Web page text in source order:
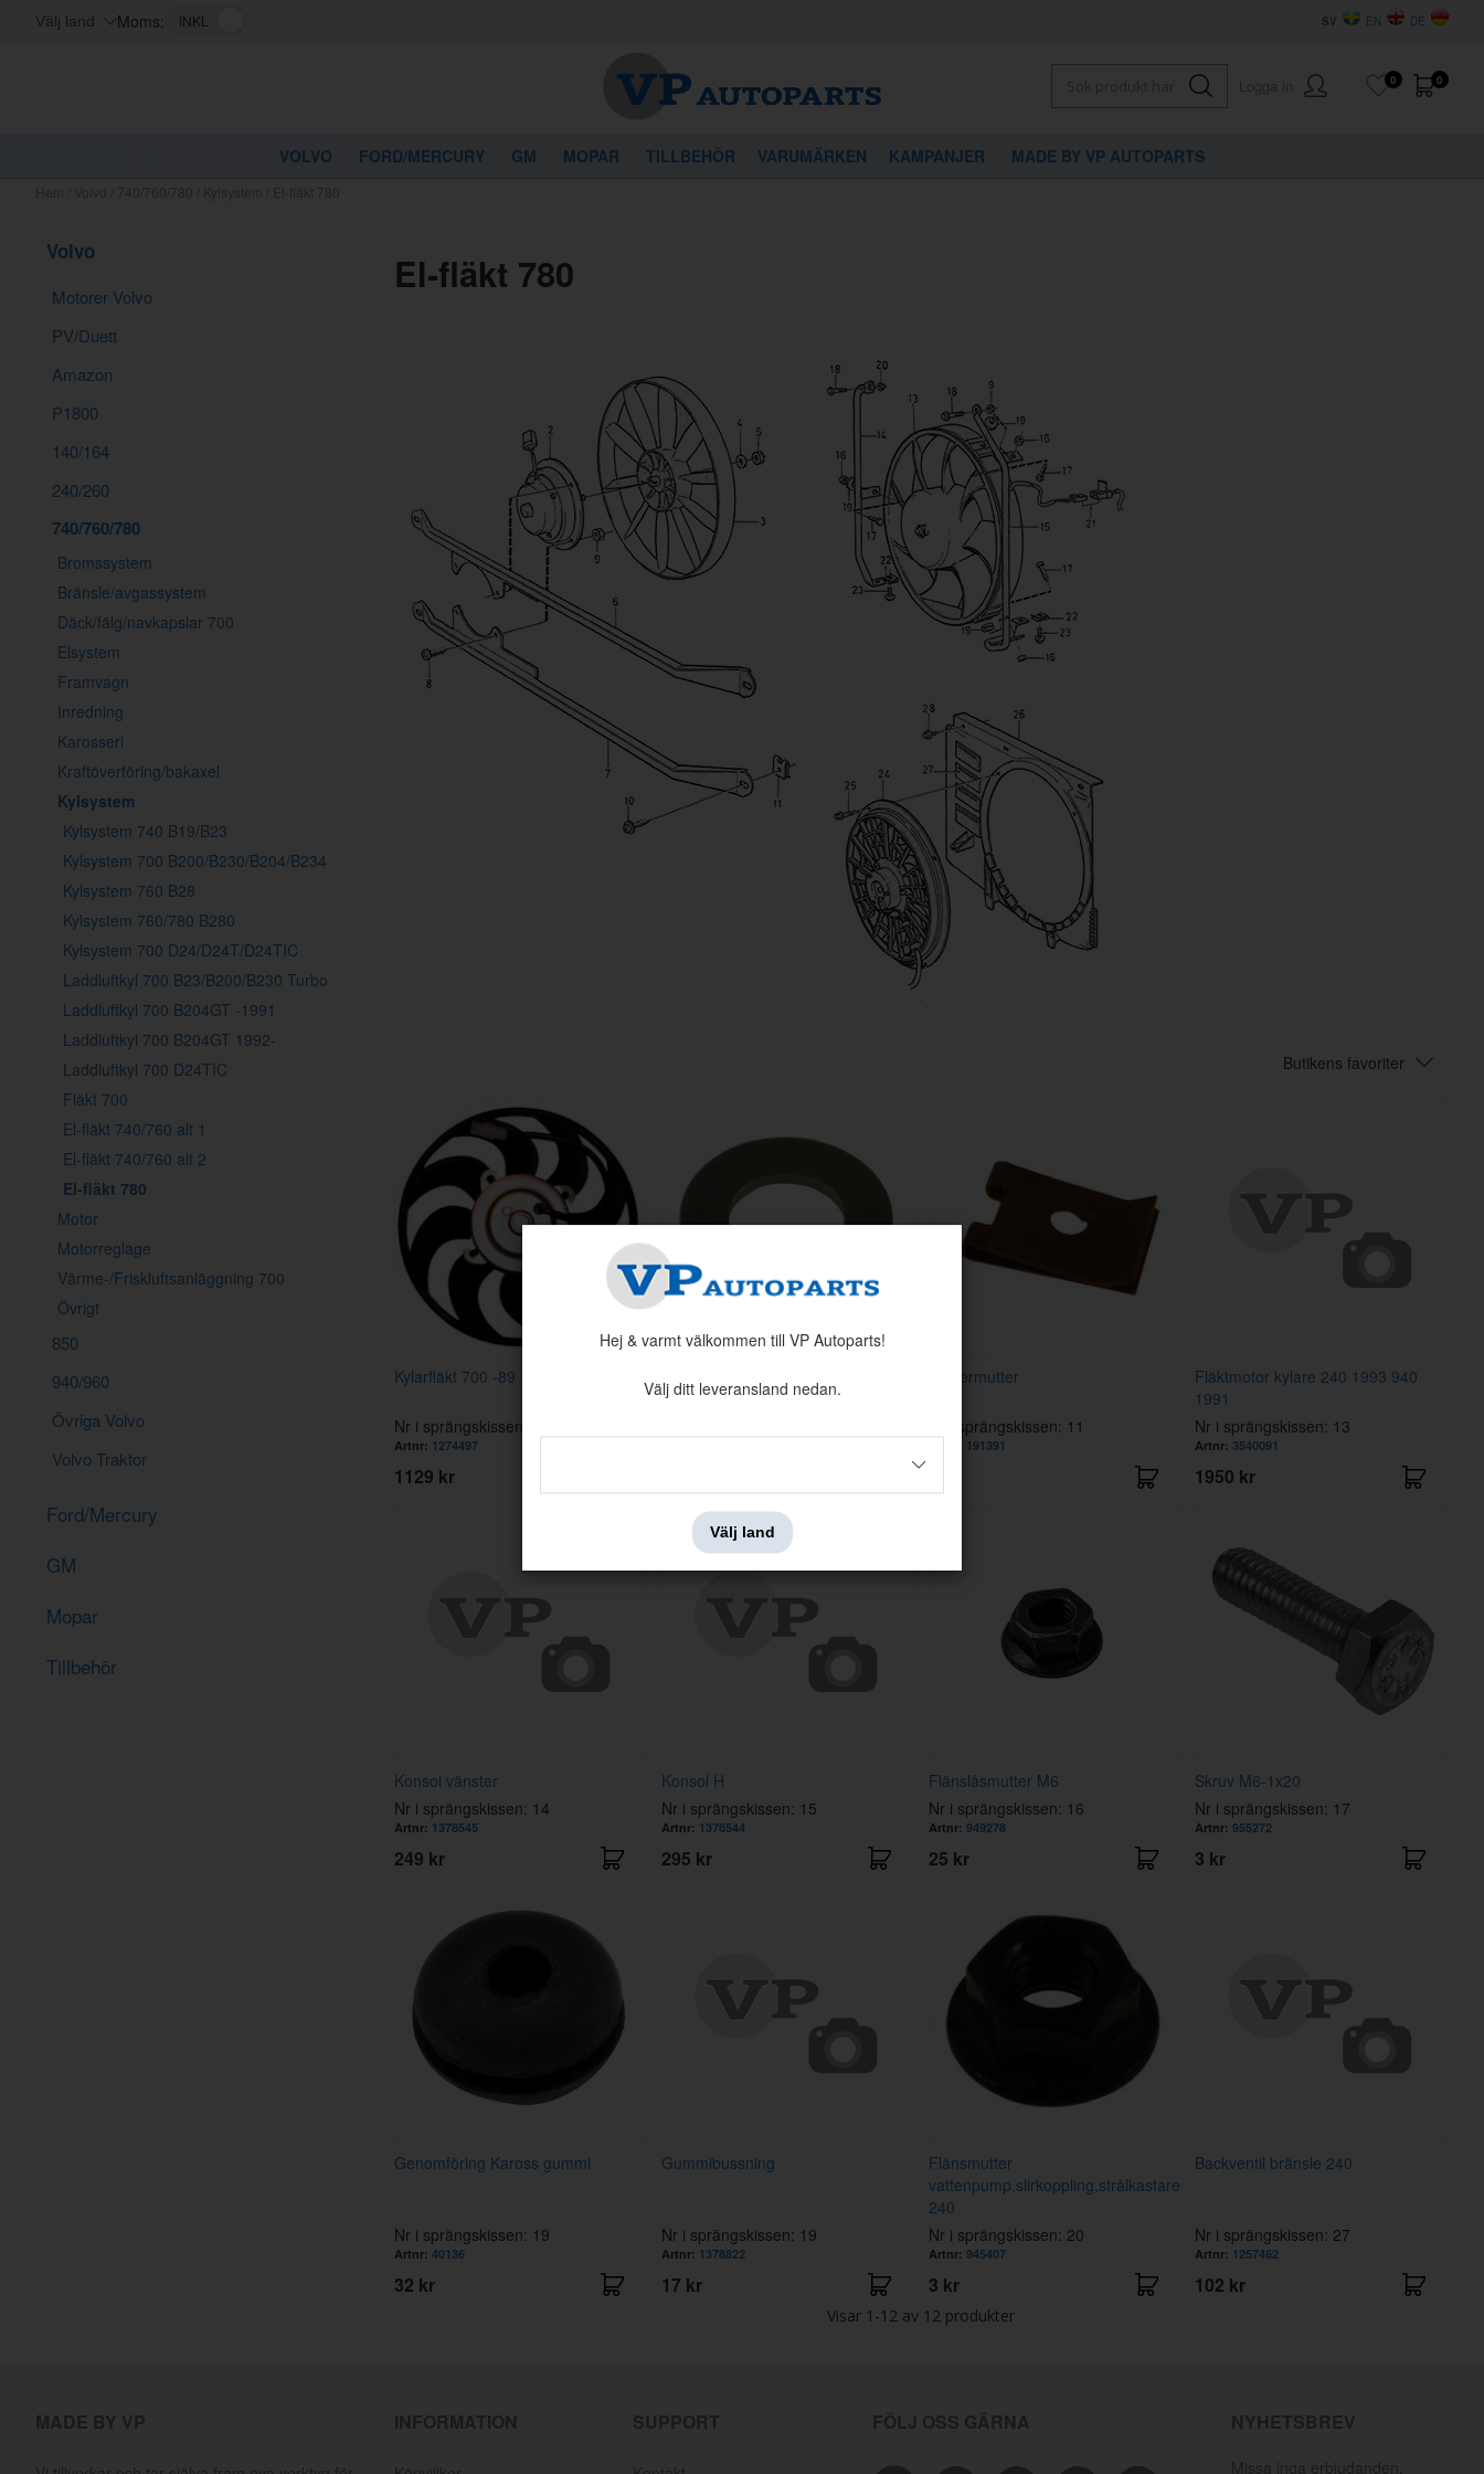
Välj land Moms: DE
EN
SV
0
0
VOLVO FORD/MERCURY GM MOPAR TILLBEHÖR VARUMÄRKEN KAMPANJER MADE BY VP AUTOPARTS
Volvo
Motorer Volvo
PV/Duett
Amazon
P1800
140/164
240/260
740/760/780
Bromssystem
Bränsle/avgassystem
Däck/fälg/navkapslar 700
Elsystem
Framvagn
Inredning
Karosseri
Kraftöverföring/bakaxel
Kylsystem
Kylsystem 740 B19/B23
Kylsystem 700 B200/B230/B204/B234
Kylsystem 760 B28
Kylsystem 760/780 B280
Kylsystem 700 D24/D24T/D24TIC
Laddluftkyl 700 B23/B200/B230 Turbo
Laddluftkyl 700 B204GT -1991
Laddluftkyl 700 B204GT 1992-
Laddluftkyl 700 D24TIC
Fläkt 700
El-fläkt 740/760 alt 1
El-fläkt 740/760 alt 2
El-fläkt 780
Motor
Motorreglage
Värme-/Friskluftsanläggning 700
Övrigt
850
940/960
Övriga Volvo
Volvo Traktor
Ford/Mercury
GM
Mopar
Tillbehör
El-fläkt 780
Butikens favoriter
Kylarfläkt 700 -89
Nr i sprängskissen: 3
Artnr: 1274497
1129 kr
Fjädermutter
Nr i sprängskissen: 11
191391
Fläktmotor kylare 240 1993 940
1991
Nr i sprängskissen: 13
Artnr: 3540091
1950 kr
Konsol vänster
Nr i sprängskissen: 14
Artnr: 1378545
249 kr
Konsol H
Nr i sprängskissen: 15
Artnr: 1378544
295 kr
Flänslåsmutter M6
Nr i sprängskissen: 16
Artnr: 949278
25 kr
Skruv M6-1x20
Nr i sprängskissen: 17
Artnr:955272
3 kr
Genomföring Kaross gummi
Nr i sprängskissen: 19
Artnr: 40136
32 kr
Gummibussning
Nr i sprängskissen: 19
Artnr: 1378822
17 kr
Flänsmutter
vattenpump,slirkoppling,strålkastare
240
Nr i sprängskissen: 20
Artnr: 945407
3 kr
Backventil bränsle 240
Nr i sprängskissen: 27
Artnr: 1257462
102 kr
Visar 1-12 av 12 produkter
Hej & varmt välkommen till VP Autoparts!
Välj ditt leveransland nedan.
Välj land